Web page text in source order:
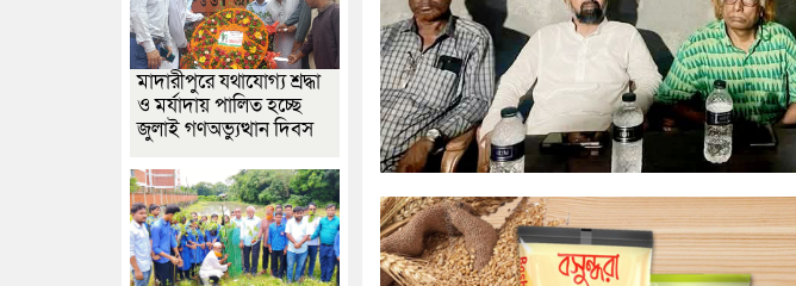
মাদারীপুরে যথাযোগ্য শ্রদ্ধা
ও মর্যাদায় পালিত হচ্ছে
জুলাই গণঅভ্যুত্থান দিবস